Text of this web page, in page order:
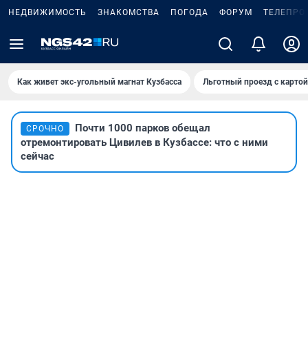
НЕДВИЖИМОСТЬ ЗНАКОМСТВА ПОГОДА ФОРУМ
Как живет экс-угольный магнат Кузбасса Льготный проезд с
СРОЧНО
Почти 1000 парков обещал
отремонтировать Цивилев в Кузбассе: что с ними
сейчас